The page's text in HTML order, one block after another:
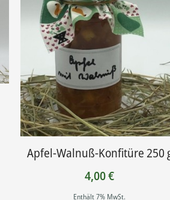
Apfel-Walnuß-Konfitüre 250
4,00€
Enthält 7% MwSt.